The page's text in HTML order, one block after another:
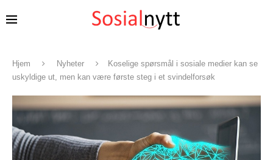
Hjem Nyheter
Koselige spørsmål i sosiale medier kan se
uskyldige ut, men kan være første steg i et svindelforsøk